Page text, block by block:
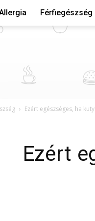
Férfiegészség
Ezért egészséges, ha
Ezért